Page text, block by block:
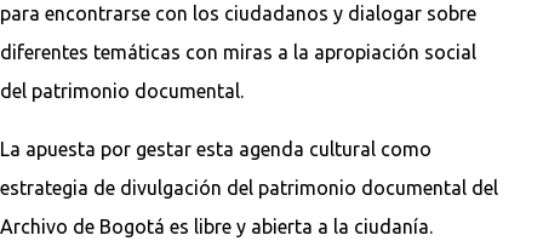
para encontrarse con los ciudadanos y dialogar sobre
diferentes temáticas con miras a la apropiación social
del patrimonio documental.
La apuesta por gestar esta agenda cultural como
estrategia de divulgación del patrimonio documental del
Archivo de Bogotá es libre y abierta a la ciudanía.